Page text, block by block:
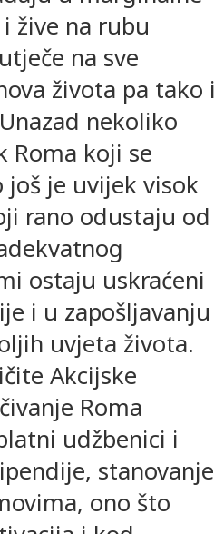
žive na rubu
na sve
života pa tako i
nekoliko
Roma koji se
još je uvijek visok
rano odustaju od
ostaju uskraćeni
i u zapošljavanju
uvjeta života.
Akcijske
Roma
udžbenici i
stanovanje
ono što